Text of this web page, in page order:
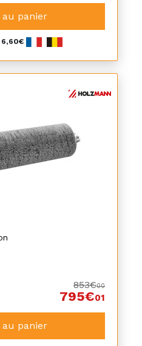
panier
6,60€
853€00
795€01
panier